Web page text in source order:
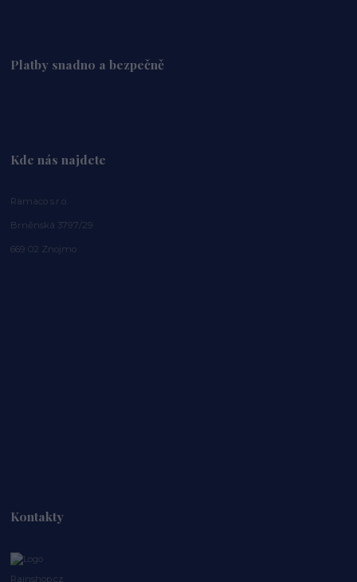
Platby snadno a bezpečně
Kde nás najdete
Ramaco s.r.o.
Brněnská 3797/29
669 02 Znojmo
Kontakty
Rainshop.cz